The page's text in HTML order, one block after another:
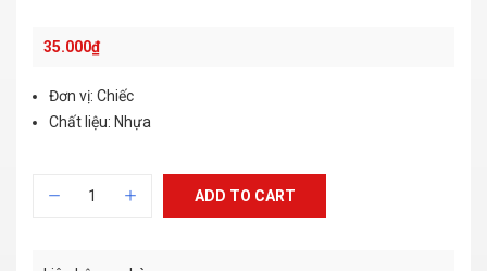
35.000₫
Đơn vị: Chiếc
Chất liệu: Nhựa
ADD TO CART